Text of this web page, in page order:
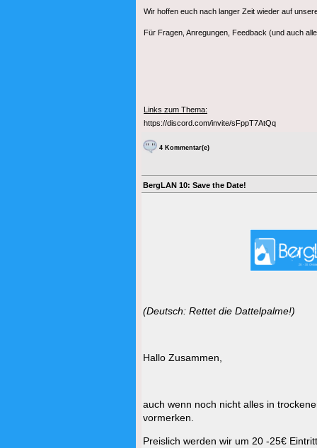
Wir hoffen euch nach langer Zeit wieder auf
Für Fragen, Anregungen, Feedback (und auch
Links zum Thema:
https://discord.com/invite/sFppT7AtQq
4 Kommentar(e)
BergLAN 10: Save the Date!
(Deutsch: Rettet die Dattelpalme!)
Hallo Zusammen,
auch wenn noch nicht alles in
vormerken.
Preislich werden wir um 20 -25€